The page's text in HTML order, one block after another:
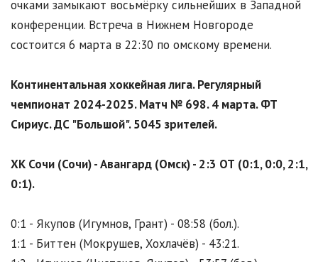
очками замыкают восьмёрку сильнейших в Западной
конференции. Встреча в Нижнем Новгороде
состоится 6 марта в 22:30 по омскому времени.
Континентальная хоккейная лига. Регулярный
чемпионат 2024-2025. Матч № 698. 4 марта. ФТ
Сириус. ДС "Большой". 5045 зрителей.
ХК Сочи (Сочи) - Авангард (Омск) - 2:3 ОТ (0:1, 0:0, 2:1,
0:1).
0:1 - Якупов (Игумнов, Грант) - 08:58 (бол.).
1:1 - Биттен (Мокрушев, Хохлачёв) - 43:21.